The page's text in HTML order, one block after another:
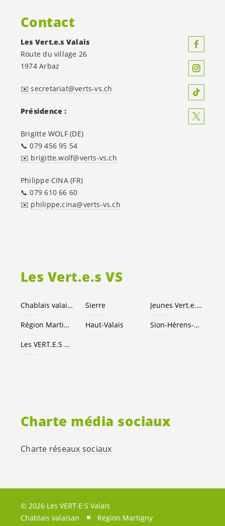
Contact
Les Vert.e.s Valais
Route du village 26
1974 Arbaz
✉️ secretariat@verts-vs.ch
Présidence :
Brigitte WOLF (DE)
📞 079 456 95 54
✉️ brigitte.wolf@verts-vs.ch
Philippe CINA (FR)
📞 079 610 66 60
✉️ philippe.cina@verts-vs.ch
Les Vert.e.s VS
Chablais valaisan Sierre Jeunes Vert.e.x.s
Région Martigny Haut-Valais Sion-Hérens-Conthey
Les VERT.E.S
Charte média sociaux
Charte réseaux sociaux
© 2026 Les VERT·E·S Valais
Chablais valaisan
Région Martigny